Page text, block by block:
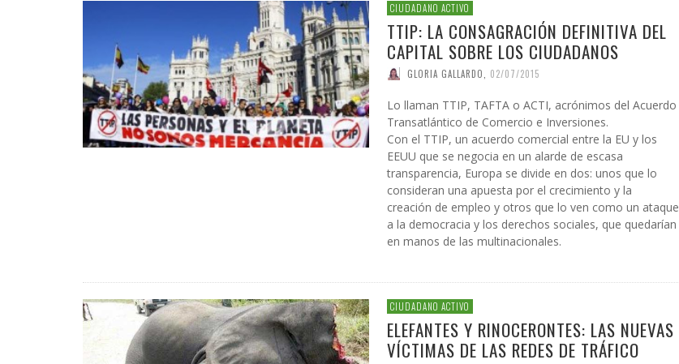
CIUDADANO ACTIVO
TTIP: LA CONSAGRACIÓN DEFINITIVA DEL
CAPITAL SOBRE LOS CIUDADANOS
GLORIA GALLARDO, 02/07/2015
Lo llaman TTIP, TAFTA o ACTI, acrónimos del Acuerdo
Transatlántico de Comercio e Inversiones.
Con el TTIP, un acuerdo comercial entre la EU y los
EEUU que se negocia en un alarde de escasa
transparencia, Europa se divide en dos: unos que lo
consideran una apuesta por el crecimiento y la
creación de empleo y otros que lo ven como un ataque
a la democracia y los derechos sociales, que quedarían
en manos de las multinacionales.
CIUDADANO ACTIVO
ELEFANTES Y RINOCERONTES: LAS NUEVAS
VÍCTIMAS DE LAS REDES DE TRÁFICO